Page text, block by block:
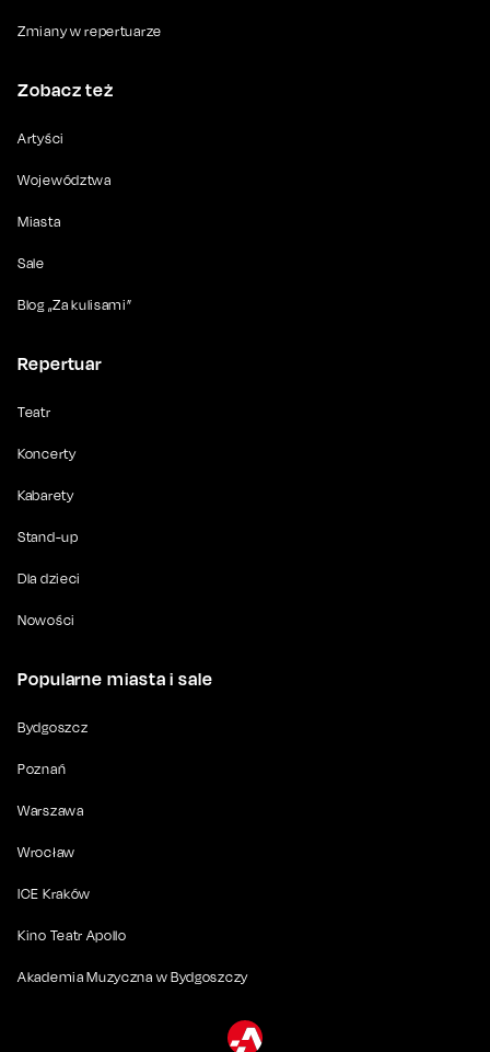
Zmiany w repertuarze
Zobacz też
Artyści
Województwa
Miasta
Sale
Blog „Za kulisami”
Repertuar
Teatr
Koncerty
Kabarety
Stand-up
Dla dzieci
Nowości
Popularne miasta i sale
Bydgoszcz
Poznań
Warszawa
Wrocław
ICE Kraków
Kino Teatr Apollo
Akademia Muzyczna w Bydgoszczy